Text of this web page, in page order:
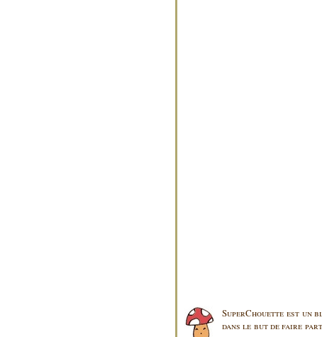
SuperChouette est un
dans le but de faire